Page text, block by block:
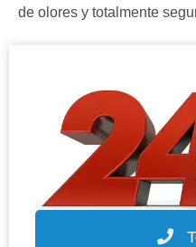
de olores y totalmente